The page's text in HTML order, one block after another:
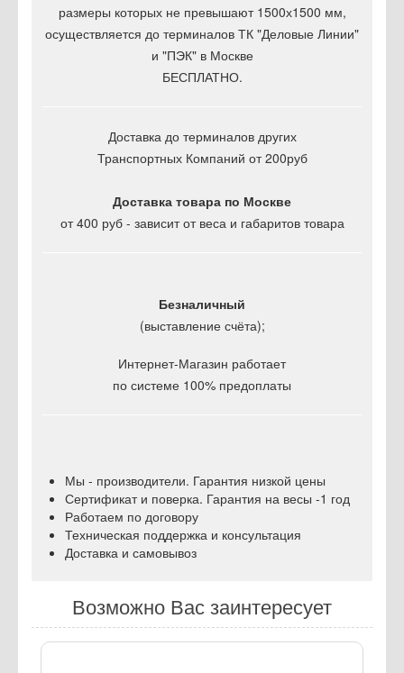
размеры которых не превышают 1500х1500 мм,
осуществляется до терминалов ТК "Деловые Линии"
и "ПЭК" в Москве
БЕСПЛАТНО.
Доставка до терминалов других
Транспортных Компаний от 200руб
Доставка товара по Москве
от 400 руб - зависит от веса и габаритов товара
Безналичный
(выставление счёта);
Интернет-Магазин работает
по системе 100% предоплаты
Мы - производители. Гарантия низкой цены
Сертификат и поверка. Гарантия на весы -1 год
Работаем по договору
Техническая поддержка и консультация
Доставка и самовывоз
Возможно Вас заинтересует